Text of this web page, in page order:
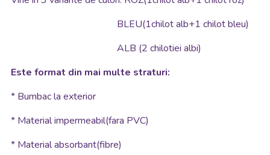
BLEU(1chilot alb+1 chilot bleu)
ALB (2 chilotiei albi)
Este format din mai multe straturi:
* Bumbac la exterior
* Material impermeabil(fara PVC)
* Material absorbant(fibre)